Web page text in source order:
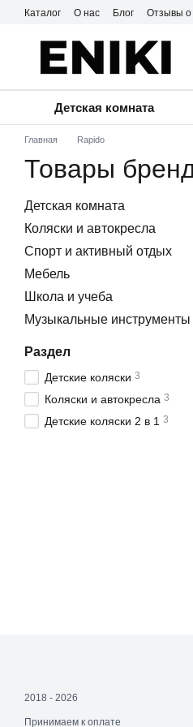
Перейти к основному контенту
Каталог О нас Блог Отзывы о
Детская комната
Главная Rapido
Товары
Детская комната
Коляски и автокресла
Спорт и активный отдых
Мебель
Школа и учеба
Музыкальные инструменты
Раздел
Детские коляски 3
Коляски и автокресла 3
Детские коляски 2 в 1 3
2018 - 2026
Принимаем к оплате